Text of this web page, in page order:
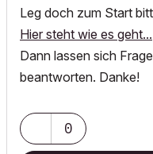
Leg doch zum Start
Hier steht wie es geht...
Dann lassen sich
beantworten. Danke!
0